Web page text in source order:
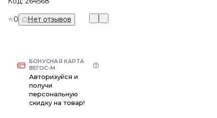
0 Нет отзывов
БОНУСНАЯ КАРТА
ВЕГОС-М
Авторизуйся и
получи
персональную
скидку на товар!